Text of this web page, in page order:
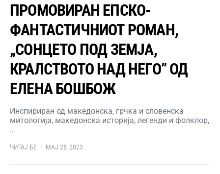
ПРОМОВИРАН ЕПСКО-
ФАНТАСТИЧНИОТ РОМАН,
„СОНЦЕТО ПОД ЗЕМЈА,
КРАЛСТВОТО НАД НЕГО” ОД
ЕЛЕНА БОШБОЖ
Инспириран од македонска, грчка и словенска
митологија, македонска историја, легенди и фолклор,
…
ЧИТАЈ БЕ МАЈ 28, 2023